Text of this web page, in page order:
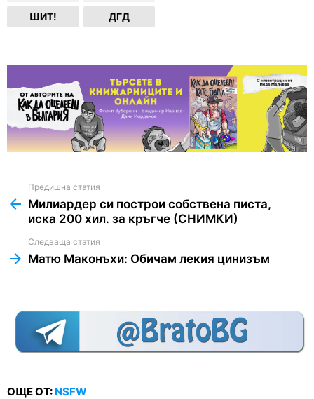
ШИТ! ДГД
more
Предишна статия
Милиардер си построи собствена писта,
иска 200 хил. за кръгче (СНИМКИ)
Следваща статия
Матю Маконъхи: Обичам лекия цинизъм
ОЩЕ ОТ: NSFW